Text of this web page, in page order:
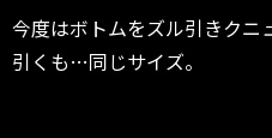
今度はボトムをズル引きクニ
引くも…同じサイズ。